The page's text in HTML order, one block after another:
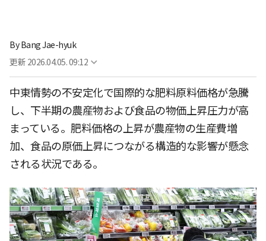
By Bang Jae-hyuk
更新 2026.04.05. 09:12
中東情勢の不安定化で国際的な肥料原料価格が急騰
し、下半期の農産物および食品の物価上昇圧力が高
まっている。肥料価格の上昇が農産物の生産費増
加、食品の原価上昇につながる構造的な影響が懸念
される状況である。